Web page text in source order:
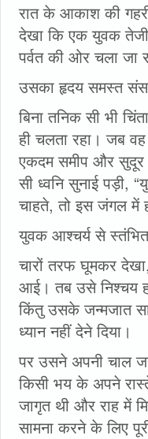
रात के आकाश की
देखा कि एक युवक
पर्वत की ओर चला जा
उसका हृदय समस्त
बिना तनिक सी भी
ही चलता रहा। जब
एकदम समीप और सुदूर
सी ध्वनि सुनाई पड़ी,
चाहते, तो इस जंगल में
युवक आश्चर्य से
चारों तरफ घूमकर
आई। तब उसे निश्चय
किंतु उसके जन्मजात
ध्यान नहीं देने दिया।
पर उसने अपनी चाल
किसी भय के अपने
जागृत थी और राह में
सामना करने के लिए